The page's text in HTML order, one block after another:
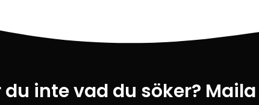
inte vad du söker?